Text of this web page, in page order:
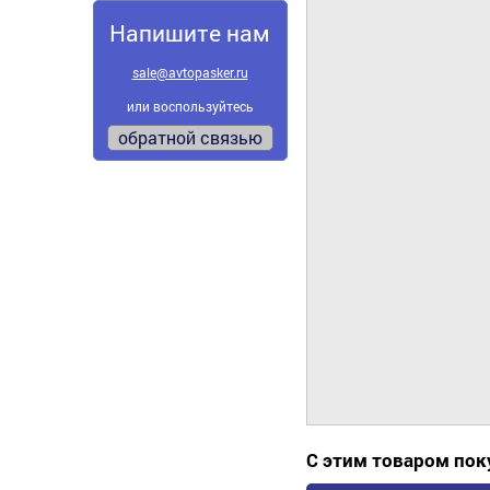
Напишите нам
sale@avtopasker.ru
или воспользуйтесь
обратной связью
С этим товаром